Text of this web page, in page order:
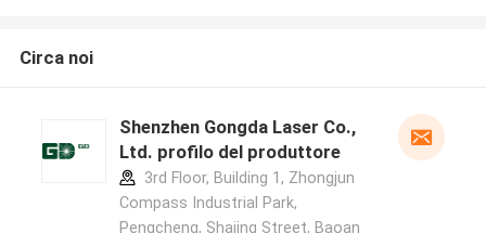
Circa noi
Shenzhen Gongda Laser Co.,
Ltd. profilo del produttore
3rd Floor, Building 1, Zhongjun
Compass Industrial Park,
Pengcheng, Shajing Street, Baoan